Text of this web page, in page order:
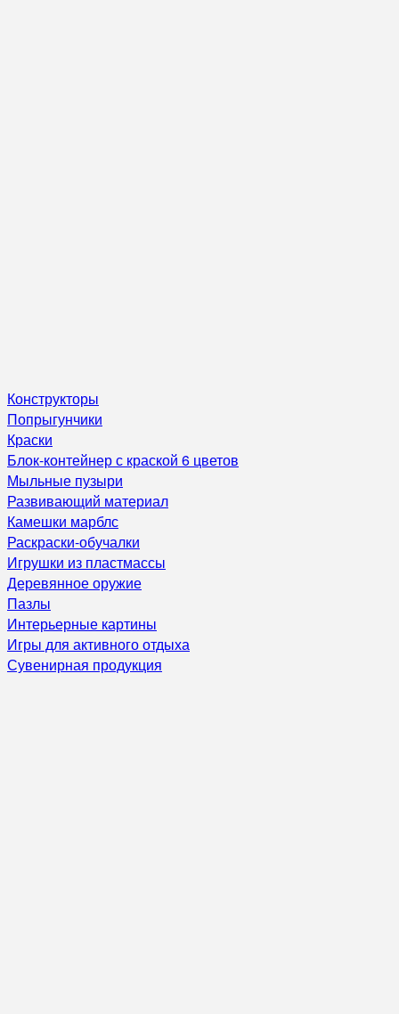
Конструкторы
Попрыгунчики
Краски
Блок-контейнер с краской 6 цветов
Мыльные пузыри
Развивающий материал
Камешки марблс
Раскраски-обучалки
Игрушки из пластмассы
Деревянное оружие
Пазлы
Интерьерные картины
Игры для активного отдыха
Сувенирная продукция